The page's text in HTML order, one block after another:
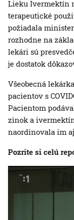
Lieku Ivermektín
terapeutické
požiadala
rozhodne na
lekári sú
je dostatok
Všeobecná
pacientov s
Pacientom
zinok a
naordinovala im
Pozrite si celú